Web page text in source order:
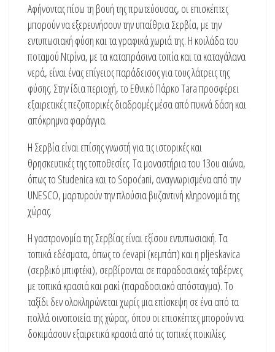
Αφήνοντας πίσω τη βουή της πρωτεύουσας, οι επισκέπτες
μπορούν να εξερευνήσουν την υπαίθρια Σερβία, με την
εντυπωσιακή φύση και τα γραφικά χωριά της. Η κοιλάδα του
ποταμού Ντρίνα, με τα καταπράσινα τοπία και τα καταγάλανα
νερά, είναι ένας επίγειος παράδεισος για τους λάτρεις της
φύσης. Στην ίδια περιοχή, το Εθνικό Πάρκο Tara προσφέρει
εξαιρετικές πεζοπορικές διαδρομές μέσα από πυκνά δάση και
απόκρημνα φαράγγια.
Η Σερβία είναι επίσης γνωστή για τις ιστορικές και
θρησκευτικές της τοποθεσίες. Τα μοναστήρια του 13ου αιώνα,
όπως το Studenica και το Sopoćani, αναγνωρισμένα από την
UNESCO, μαρτυρούν την πλούσια βυζαντινή κληρονομιά της
χώρας.
Η γαστρονομία της Σερβίας είναι εξίσου εντυπωσιακή. Τα
τοπικά εδέσματα, όπως το ćevapi (κεμπάπ) και η pljeskavica
(σερβικό μπιφτέκι), σερβίρονται σε παραδοσιακές ταβέρνες
με τοπικά κρασιά και ρακί (παραδοσιακό απόσταγμα). Το
ταξίδι δεν ολοκληρώνεται χωρίς μια επίσκεψη σε ένα από τα
πολλά οινοποιεία της χώρας, όπου οι επισκέπτες μπορούν να
δοκιμάσουν εξαιρετικά κρασιά από τις τοπικές ποικιλίες.